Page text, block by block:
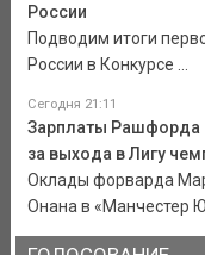
России
Подводим итоги
России в Конкурсе ...
Сегодня 21:11
Зарплаты Рашфорда
за выхода в Лигу
Оклады форварда
Онана в «Манчестер